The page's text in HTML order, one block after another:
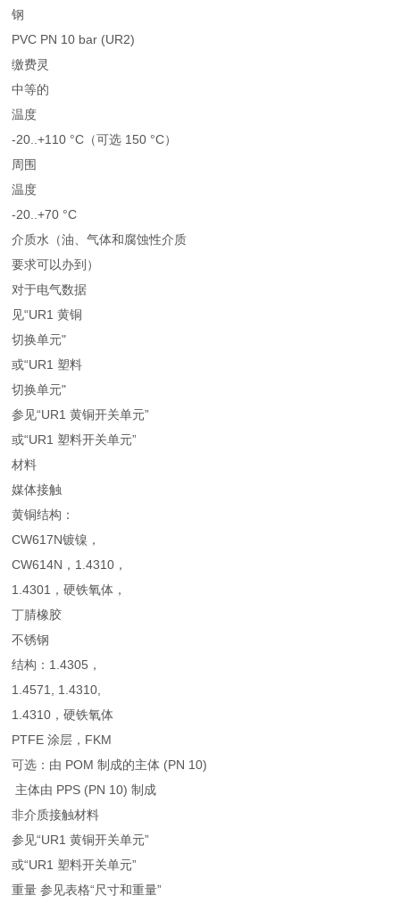
钢
PVC PN 10 bar (UR2)
缴费灵
中等的
温度
-20..+110 °C（可选 150 °C）
周围
温度
-20..+70 °C
介质水（油、气体和腐蚀性介质
要求可以办到）
对于电气数据
见“UR1 黄铜
切换单元"
或“UR1 塑料
切换单元"
参见“UR1 黄铜开关单元”
或“UR1 塑料开关单元”
材料
媒体接触
黄铜结构：
CW617N镀镍，
CW614N，1.4310，
1.4301，硬铁氧体，
丁腈橡胶
不锈钢
结构：1.4305，
1.4571, 1.4310,
1.4310，硬铁氧体
PTFE 涂层，FKM
可选：由 POM 制成的主体 (PN 10)
主体由 PPS (PN 10) 制成
非介质接触材料
参见“UR1 黄铜开关单元”
或“UR1 塑料开关单元”
重量 参见表格“尺寸和重量”